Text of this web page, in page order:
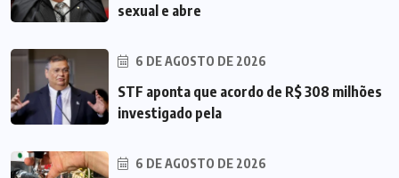
sexual e abre
6 DE AGOSTO DE 2026
STF aponta que acordo de R$ 308 milhões
investigado pela
6 DE AGOSTO DE 2026